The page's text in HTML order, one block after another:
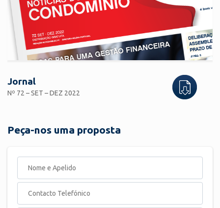
Jornal
Nº 72 – SET – DEZ 2022
Peça-nos uma proposta